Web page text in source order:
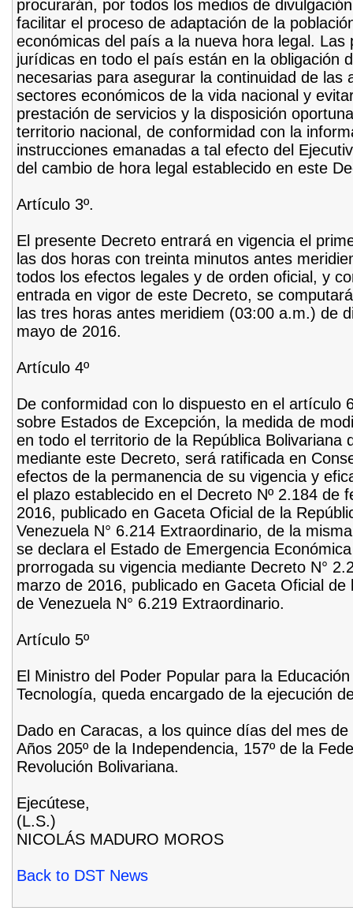
procurarán, por todos los medios de
facilitar el proceso de adaptación de la
económicas del país a la nueva hora legal. Las
jurídicas en todo el país están en la obligación
necesarias para asegurar la continuidad de las
sectores económicos de la vida nacional y
prestación de servicios y la disposición
territorio nacional, de conformidad con la
instrucciones emanadas a tal efecto del
del cambio de hora legal establecido en este
Artículo 3º.
El presente Decreto entrará en vigencia el
las dos horas con treinta minutos antes
todos los efectos legales y de orden oficial, y
entrada en vigor de este Decreto, se
las tres horas antes meridiem (03:00 a.m.) de
mayo de 2016.
Artículo 4º
De conformidad con lo dispuesto en el artículo
sobre Estados de Excepción, la medida de
en todo el territorio de la República Bolivariana
mediante este Decreto, será ratificada en
efectos de la permanencia de su vigencia y
el plazo establecido en el Decreto Nº 2.184 de
2016, publicado en Gaceta Oficial de la
Venezuela N° 6.214 Extraordinario, de la
se declara el Estado de Emergencia
prorrogada su vigencia mediante Decreto N°
marzo de 2016, publicado en Gaceta Oficial de
de Venezuela N° 6.219 Extraordinario.
Artículo 5º
El Ministro del Poder Popular para la
Tecnología, queda encargado de la ejecución
Dado en Caracas, a los quince días del mes
Años 205º de la Independencia, 157º de la
Revolución Bolivariana.
Ejecútese,
(L.S.)
NICOLÁS MADURO MOROS
Back to DST News